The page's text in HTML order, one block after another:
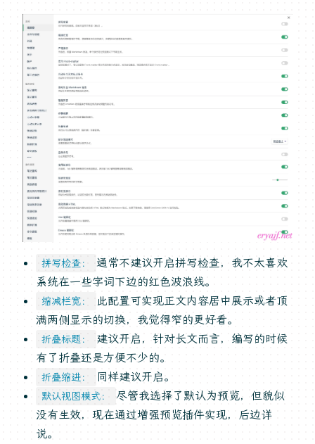
拼写检查：
通常不建议开启拼写检查，我不太喜欢
系统在一些字词下边的红色波浪线。
缩减栏宽：
此配置可实现正文内容居中展示或者顶
满两侧显示的切换，我觉得窄的更好看。
折叠标题：
建议开启，针对长文而言，编写的时候
有了折叠还是方便不少的。
折叠缩进： 同样建议开启。
默认视图模式：
尽管我选择了默认为预览，但貌似
没有生效，现在通过增强预览插件实现，后边详
说。